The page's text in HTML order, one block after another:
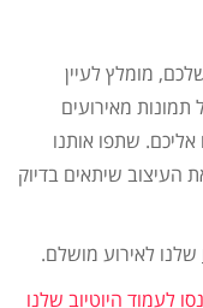
מומלץ לעיין
מאירועים
אליכם. שתפו אותנו
העיצוב שיתאים בדיוק
שלנו לאירוע מושלם.
לעמוד היוטיוב שלנו